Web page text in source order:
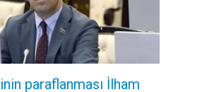
paraflanması İlham